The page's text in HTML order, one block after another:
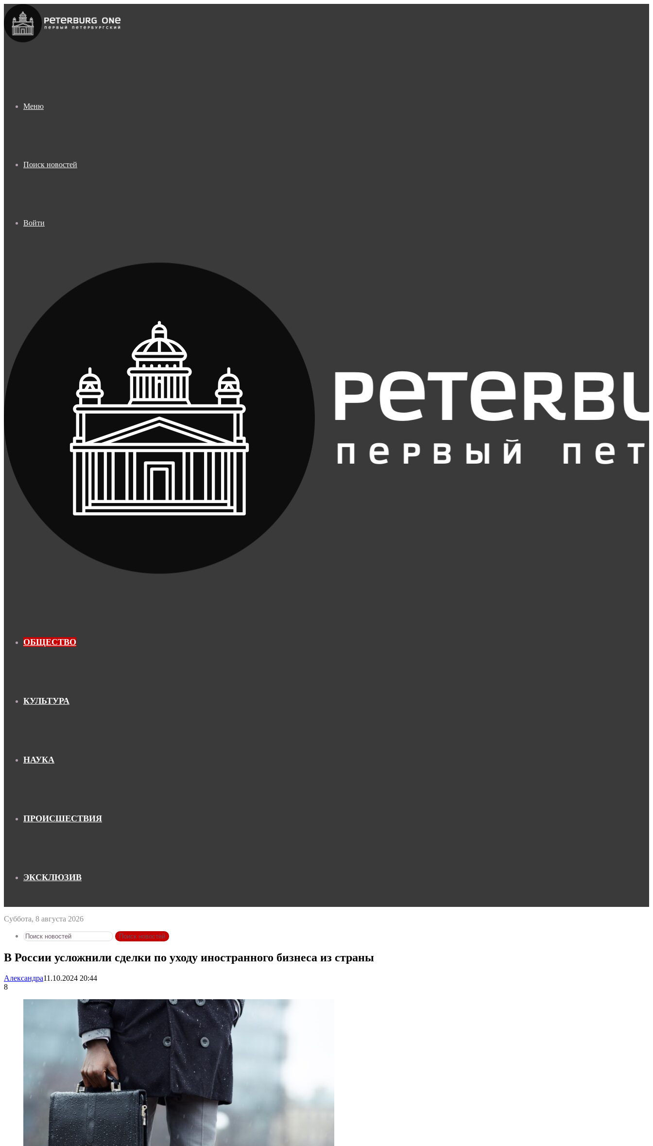
Меню
Поиск новостей
Войти
ОБЩЕСТВО
КУЛЬТУРА
НАУКА
ПРОИСШЕСТВИЯ
ЭКСКЛЮЗИВ
Суббота, 8 августа 2026
Поиск новостей
В России усложнили сделки по уходу иностранного бизнеса из страны
Александра11.10.2024 20:44
8